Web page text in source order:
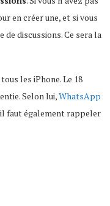
en créer une, et si vous
discussions. Ce sera la
les iPhone. Le 18
Selon lui,WhatsApp
faut également rappeler